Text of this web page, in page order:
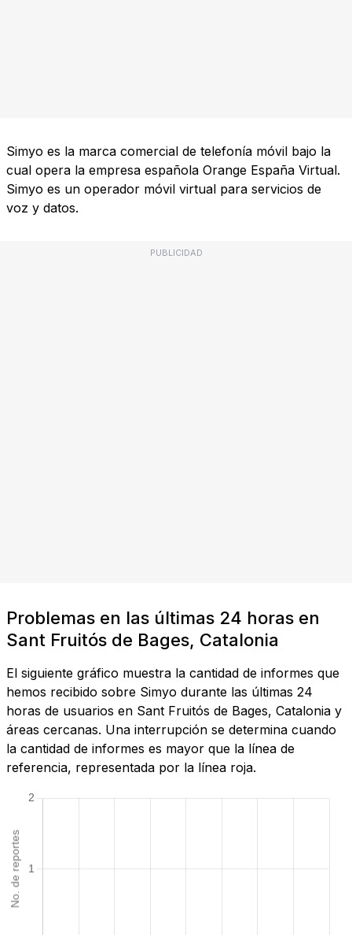
Simyo es la marca comercial de telefonía móvil bajo la
cual opera la empresa española Orange España Virtual.
Simyo es un operador móvil virtual para servicios de
voz y datos.
PUBLICIDAD
Problemas en las últimas 24 horas en
Sant Fruitós de Bages, Catalonia
El siguiente gráfico muestra la cantidad de informes que
hemos recibido sobre Simyo durante las últimas 24
horas de usuarios en Sant Fruitós de Bages, Catalonia y
áreas cercanas. Una interrupción se determina cuando
la cantidad de informes es mayor que la línea de
referencia, representada por la línea roja.